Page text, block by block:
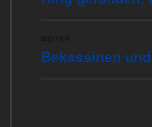
Beitrag:
WEITER
Nächster
Beitrag:
Bekassinen